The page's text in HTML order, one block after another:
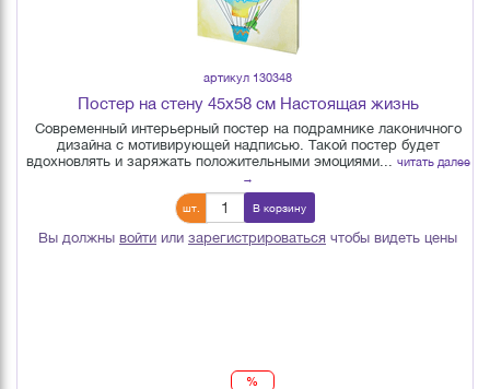
артикул 130348
Постер на стену 45х58 см Настоящая жизнь
Современный интерьерный постер на подрамнике лаконичного
дизайна с мотивирующей надписью. Такой постер будет
вдохновлять и заряжать положительными эмоциями...
читать далее
→
шт. В корзину
Вы должны войти или зарегистрироваться чтобы видеть цены
%